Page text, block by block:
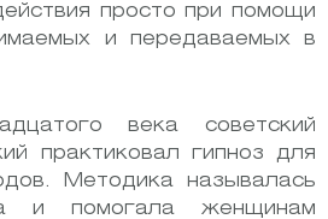
просто при помощи
и передаваемых в
века советский
практиковал гипноз для
Методика называлась
и помогала женщинам